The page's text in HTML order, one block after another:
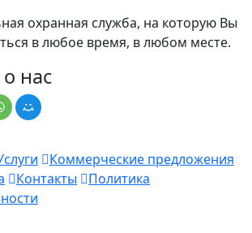
охранная служба, на которую Вы
в любое время, в любом месте.
о нас
Коммерческие предложения
Контакты
Политика